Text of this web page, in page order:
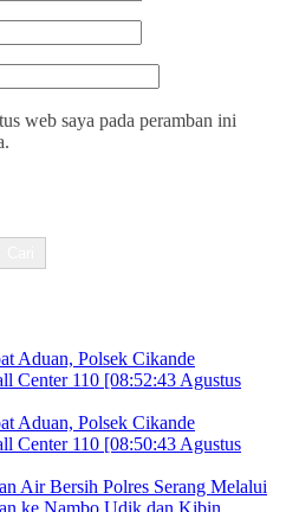
web saya pada peramban ini
Aduan, Polsek Cikande
Center 110 [08:52:43 Agustus
Aduan, Polsek Cikande
Center 110 [08:50:43 Agustus
Air Bersih Polres Serang Melalui
ke Nambo Udik dan Kibin